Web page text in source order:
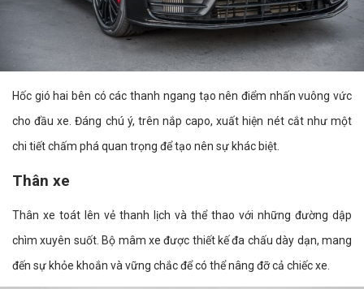
Hốc gió hai bên có các thanh ngang tạo nên điểm nhấn vuông vức
cho đầu xe. Đáng chú ý, trên nắp capo, xuất hiện nét cắt như một
chi tiết chấm phá quan trọng để tạo nên sự khác biệt.
Thân xe
Thân xe toát lên vẻ thanh lịch và thể thao với những đường dập
chìm xuyên suốt. Bộ mâm xe được thiết kế đa chấu dày dạn, mang
đến sự khỏe khoắn và vững chắc để có thể nâng đỡ cả chiếc xe.